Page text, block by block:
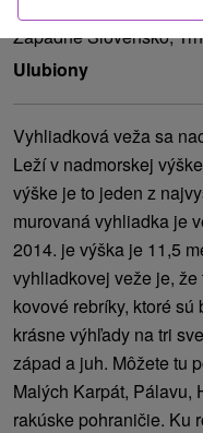
Západné Slovensko,
Ulubiony
Vyhliadková veža sa
Leží v nadmorskej
výške je to jeden z
murovaná vyhliadka je
2014. je výška je 11,5
vyhliadkovej veže je,
kovové rebríky, ktoré
krásne výhľady na tri
západ a juh. Môžete tu
Malých Karpát, Pálavu,
rakúske pohraničie. Ku